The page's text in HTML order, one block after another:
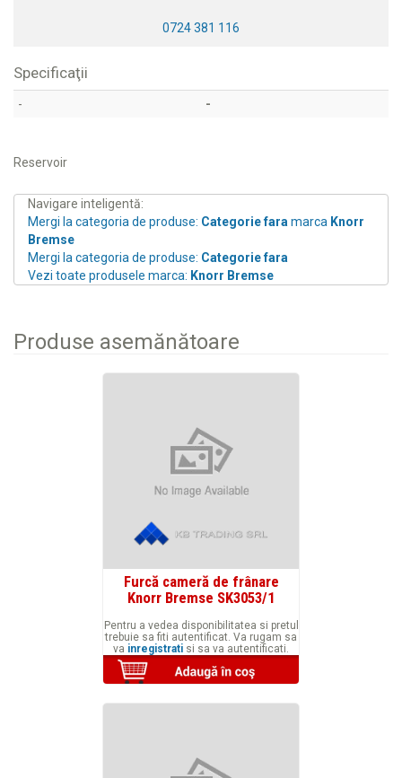
0724 381 116
Specificaţii
- -
Reservoir
Navigare inteligentă:
Mergi la categoria de produse: Categorie fara marca Knorr
Bremse
Mergi la categoria de produse: Categorie fara
Vezi toate produsele marca: Knorr Bremse
Produse asemănătoare
Furcă cameră de frânare
Knorr Bremse SK3053/1
Pentru a vedea disponibilitatea si pretul
trebuie sa fiti autentificat. Va rugam sa
va inregistrati si sa va autentificati.